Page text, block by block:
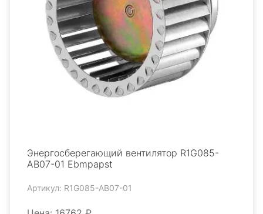
Энергосберегающий вентилятор R1G085-
AB07-01 Ebmpapst
Артикул: R1G085-AB07-01